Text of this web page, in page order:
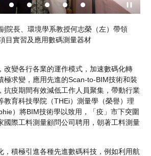
院長、環境學系教授何志榮（左）帶領
目實習及應用數碼測量器材
改變各行各業的運作模式，加速數碼化轉
極求變，應用先進的Scan-to-BIM技術和裝
抗疫期間有效減低工作人員聚集，帶動行業
教育科技學院（THEi）測量學（榮譽）理
）將BIM技術學以致用，「疫」市下突圍
國際工料測量顧問公司聘用，朝著工料測量
，積極引進各種先進數碼科技，例如利用航